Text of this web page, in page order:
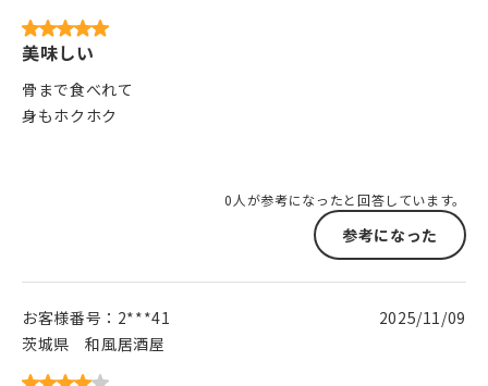
美味しい
骨まで食べれて
身もホクホク
0人が参考になったと回答しています。
参考になった
お客様番号： 2***41
茨城県
和風居酒屋
2025/11/09